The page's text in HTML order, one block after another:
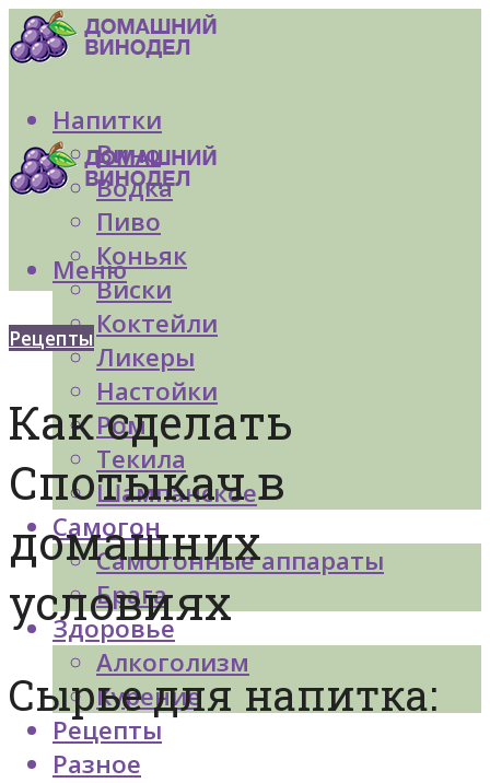
Напитки
Вино
Водка
Пиво
Коньяк
Виски
Коктейли
Ликеры
Настойки
Ром
Текила
Шампанское
Самогон
Самогонные аппараты
Брага
Здоровье
Алкоголизм
Курение
Рецепты
Разное
Меню
Рецепты
Как сделать
Спотыкач в
домашних
условиях
Сырье для напитка: